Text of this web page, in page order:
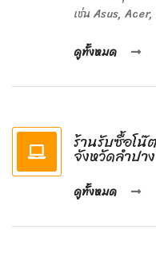
เช่น Asus,
ดูทั้งหมด
ร้านรับซื้อโน๊
จังหวัดลำปา
ดูทั้งหมด